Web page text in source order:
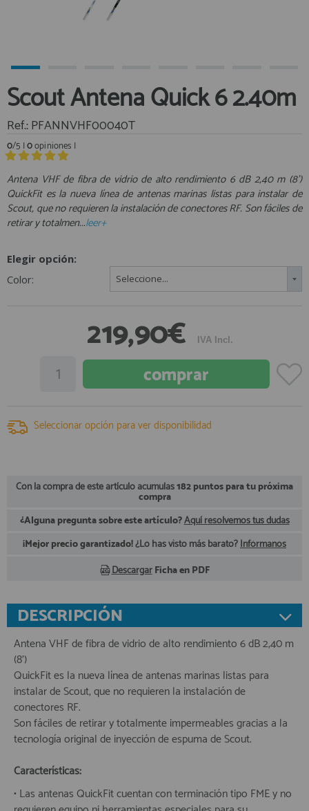
Equipo Personal
Libros
Mantenimiento y Limpieza
Motonautica
Motores
Navegacion
Neveras y Termos
Seguridad
Pesca
AFILIADOS
INFORMACION
Sábados de 10:00 a 14:00
Solo para
info@francobordo.com
registro cliente
Acceder al
Área profesionales
Únete ya a los mas de de 500 Profesionales de la Náutica
registro profesional
Scout Antena Quick 6 2.40m
Ref.: PFANNVHF00040T
0/5 |0opiniones |
Antena VHF de fibra de vidrio de alto rendimiento 6 dB 2,40 m (8’)
QuickFit es la nueva línea de antenas marinas listas para instalar de
Scout, que no requieren la instalación de conectores RF. Son fáciles de
retirar y totalmen...leer+
Elegir opción:
Color:
Seleccione...
219,90€ IVA Incl.
Seleccionar opción para ver disponibilidad
Con la compra de este artículo acumulas182 puntos para tu próxima
compra
¿Alguna pregunta sobre este artículo?Aquí resolvemos tus dudas
¡Mejor precio garantizado!¿Lo has visto más barato?Infórmanos
Descargar Ficha en PDF
DESCRIPCIÓN
Antena VHF de fibra de vidrio de alto rendimiento 6 dB 2,40 m
(8’)
QuickFit es la nueva línea de antenas marinas listas para
instalar de Scout, que no requieren la instalación de
conectores RF.
Son fáciles de retirar y totalmente impermeables gracias a la
tecnología original de inyección de espuma de Scout.
Características:
• Las antenas QuickFit cuentan con terminación tipo FME y no